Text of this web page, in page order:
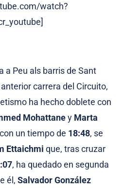
watch?
a Peu als barris de Sant
carrera del Circuito,
ha hecho doblete con
Mohattaney Marta
un tiempo de 18:48, se
Ettaichmi que, tras cruzar
, ha quedado en segunda
él,Salvador González